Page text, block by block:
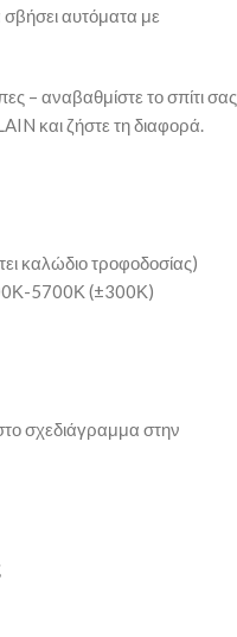
αυτόματα με
– αναβαθμίστε το σπίτι σας
και ζήστε τη διαφορά.
καλώδιο τροφοδοσίας)
5700Κ (±300Κ)
σχεδιάγραμμα στην